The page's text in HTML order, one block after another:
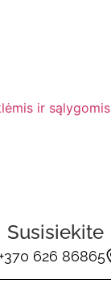
ir sąlygomis
Susisiekite
+370 626 86865